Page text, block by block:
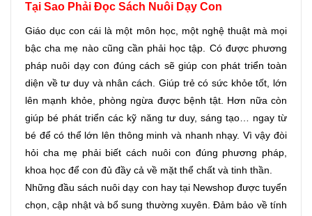
Tại Sao Phải Đọc Sách Nuôi Dạy Con
Giáo dục con cái là một môn học, một nghệ thuật mà mọi
bậc cha mẹ nào cũng cần phải học tập. Có được phương
pháp nuôi dạy con đúng cách sẽ giúp con phát triển toàn
diện về tư duy và nhân cách. Giúp trẻ có sức khỏe tốt, lớn
lên mạnh khỏe, phòng ngừa được bệnh tật. Hơn nữa còn
giúp bé phát triển các kỹ năng tư duy, sáng tạo… ngay từ
bé để có thể lớn lên thông minh và nhanh nhạy. Vì vậy đòi
hỏi cha mẹ phải biết cách nuôi con đúng phương pháp,
khoa học để con đủ đầy cả về mặt thể chất và tinh thần.
Những đầu sách nuôi dạy con hay tại Newshop được tuyển
chọn, cập nhật và bổ sung thường xuyên. Đảm bảo về tính